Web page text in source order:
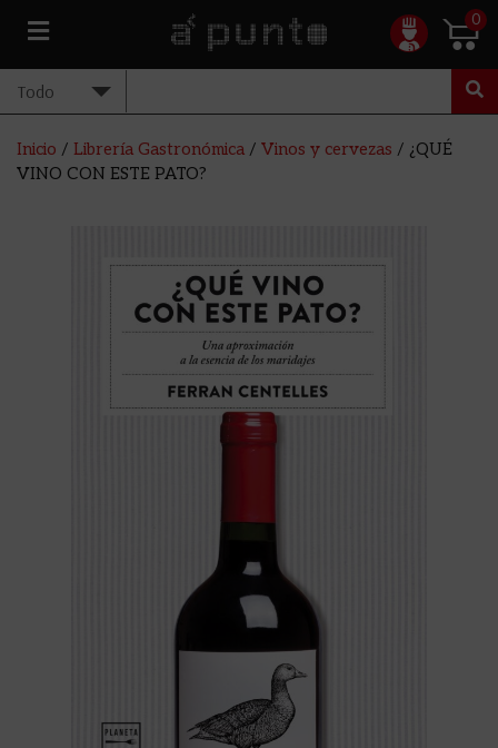
0
Inicio / Librería Gastronómica / Vinos y cervezas / ¿QUÉ
VINO CON ESTE PATO?